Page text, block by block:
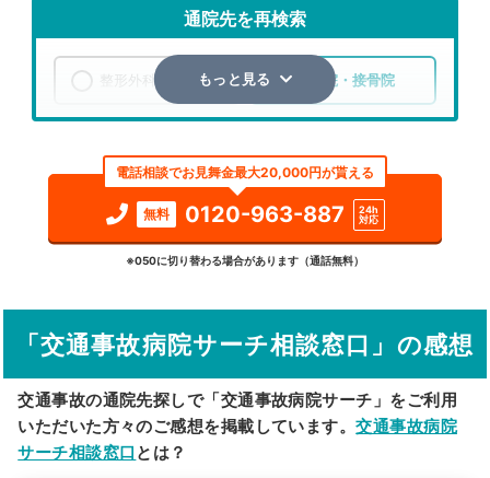
通院先を再検索
整形外科 整骨院・接骨院
検索する
詳細条件で絞り込む
駅から探す 院名から探す
もっと見る
電話相談でお見舞金最大20,000円が貰える
無料 0120-963-887
24h
対応
※050に切り替わる場合があります（通話無料）
「交通事故病院サーチ相談窓口」の感想
交通事故の通院先探しで「交通事故病院サーチ」をご利用
いただいた方々のご感想を掲載しています。交通事故病院
サーチ相談窓口 とは？